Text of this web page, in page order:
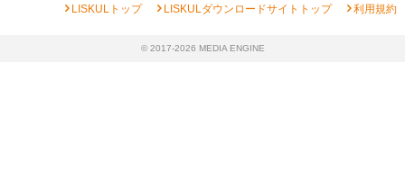
chevron_rightLISKULトップ chevron_rightLISKULダウンロードサイトトップ chevron_right利用規約
© 2017-2026 MEDIA ENGINE